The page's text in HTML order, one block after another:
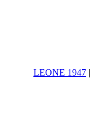
LEONE 1947 |